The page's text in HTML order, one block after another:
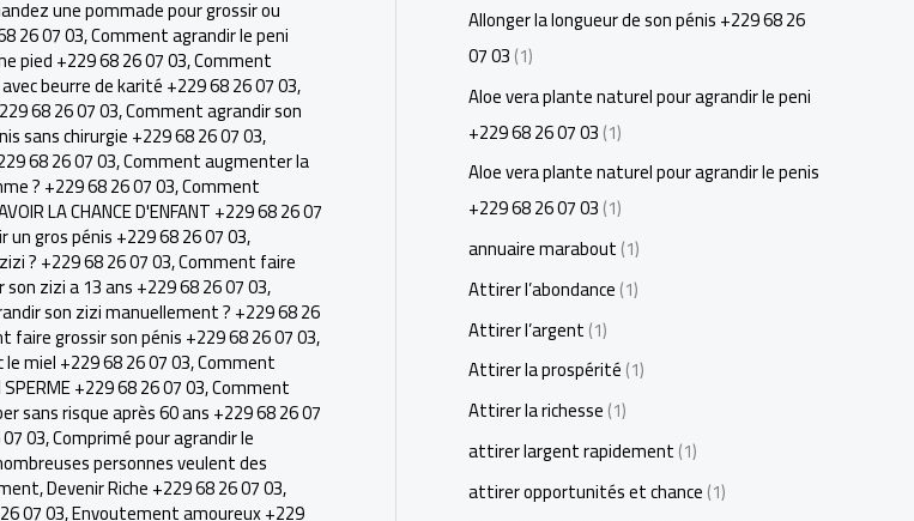
une pommade pour grossir ou
26 07 03,Comment agrandir le peni
pied +229 68 26 07 03,Comment
beurre de karité +229 68 26 07 03,
68 26 07 03,Comment agrandir son
sans chirurgie +229 68 26 07 03,
68 26 07 03,Comment augmenter la
? +229 68 26 07 03,Comment
LA CHANCE D'ENFANT +229 68 26 07
gros pénis +229 68 26 07 03,
? +229 68 26 07 03,Comment faire
zizi a 13 ans +229 68 26 07 03,
son zizi manuellement ? +229 68 26
faire grossir son pénis +229 68 26 07 03,
miel +229 68 26 07 03,Comment
SPERME +229 68 26 07 03,Comment
sans risque après 60 ans +229 68 26 07
03,Comprimé pour agrandir le
personnes veulent des
,Devenir Riche +229 68 26 07 03,
07 03,Envoutement amoureux +229
Allonger la longueur de son pénis +229 68 26
07 03(1)
Aloe vera plante naturel pour agrandir le peni
+229 68 26 07 03(1)
Aloe vera plante naturel pour agrandir le penis
+229 68 26 07 03(1)
annuaire marabout(1)
Attirer l’abondance(1)
Attirer l’argent(1)
Attirer la prospérité(1)
Attirer la richesse(1)
attirer largent rapidement(1)
attirer opportunités et chance(1)